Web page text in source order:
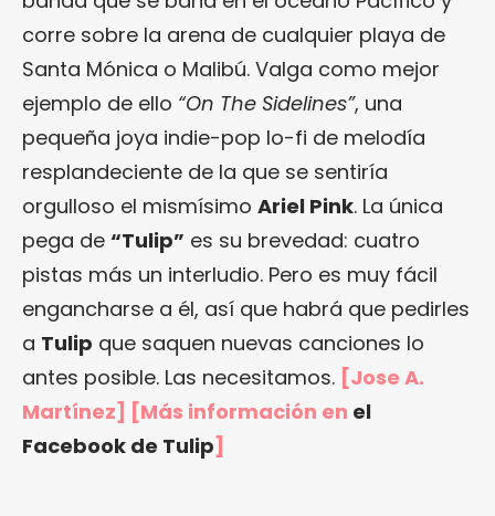
corre sobre la arena de cualquier playa de
Santa Mónica o Malibú. Valga como mejor
ejemplo de ello “On The Sidelines”, una
pequeña joya indie-pop lo-fi de melodía
resplandeciente de la que se sentiría
orgulloso el mismísimo Ariel Pink. La única
pega de “Tulip” es su brevedad: cuatro
pistas más un interludio. Pero es muy fácil
engancharse a él, así que habrá que pedirles
a Tulip que saquen nuevas canciones lo
antes posible. Las necesitamos. [Jose A.
Martínez] [Más información en el
Facebook de Tulip]